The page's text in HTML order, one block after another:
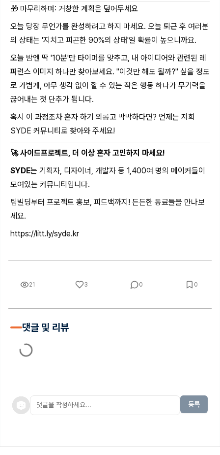
🎁 마무리하며: 거창한 계획은 덮어두세요
오늘 당장 무언가를 완성하려고 하지 마세요. 오늘 퇴근 후 여러분
의 상태는 '지치고 피곤한 90%의 상태'일 확률이 높으니까요.
오늘 밤엔 딱 '10분'만 타이머를 맞추고, 내 아이디어와 관련된 레
퍼런스 이미지 하나만 찾아보세요. "이것만 해도 될까?" 싶을 정도
로 가볍게, 아무 생각 없이 할 수 있는 작은 행동 하나가 무기력을
끊어내는 첫 단추가 됩니다.
혹시 이 과정조차 혼자 하기 외롭고 막막하다면? 언제든 저희
SYDE 커뮤니티로 찾아와 주세요!
🚀 사이드프로젝트, 더 이상 혼자 고민하지 마세요!
SYDE는 기획자, 디자이너, 개발자 등 1,400여 명의 메이커들이
모여있는 커뮤니티입니다.
팀빌딩부터 프로젝트 홍보, 피드백까지! 든든한 동료들을 만나보
세요.
https://litt.ly/syde.kr
21 3 0 0
댓글 및 리뷰
등록